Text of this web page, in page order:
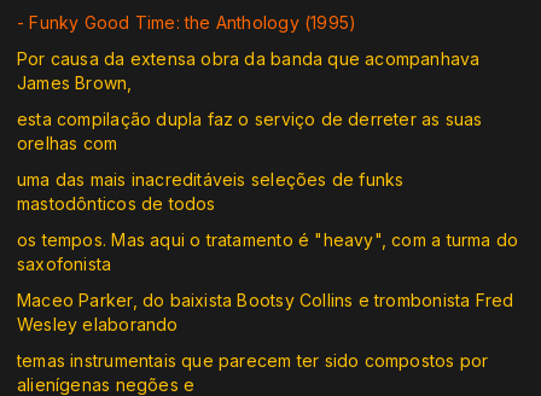
- Funky Good Time: the Anthology (1995)
Por causa da extensa obra da banda que acompanhava
James Brown,
esta compilação dupla faz o serviço de derreter as suas
orelhas com
uma das mais inacreditáveis seleções de funks
mastodônticos de todos
os tempos. Mas aqui o tratamento é "heavy", com a turma do
saxofonista
Maceo Parker, do baixista Bootsy Collins e trombonista Fred
Wesley elaborando
temas instrumentais que parecem ter sido compostos por
alienígenas negões e